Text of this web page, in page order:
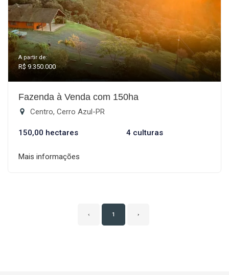
A partir de:
R$ 9.350.000
Fazenda à Venda com 150ha
Centro, Cerro Azul-PR
150,00 hectares 4 culturas
Mais informações
‹ 1 ›